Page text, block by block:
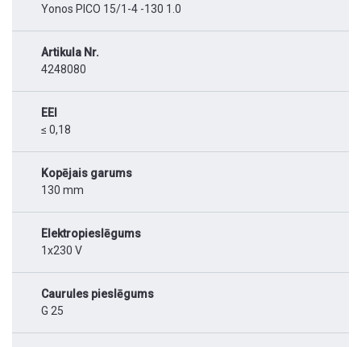
Yonos PICO 15/1-4 -130 1.0
Artikula Nr.
4248080
EEI
≤ 0,18
Kopējais garums
130 mm
Elektropieslēgums
1x230 V
Caurules pieslēgums
G 25